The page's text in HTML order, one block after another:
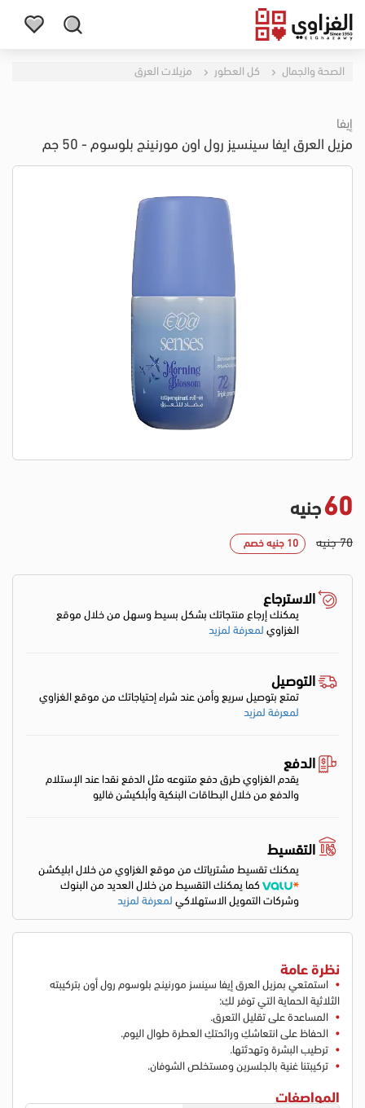
الصحة والجمال كل العطور مزيلات العرق
إيفا
مزيل العرق ايفا سينسيز رول اون مورنينج بلوسوم - 50 جم
60جنيه
70 جنيه 10 جنيه خصم
الاسترجاع
يمكنك إرجاع منتجاتك بشكل بسيط وسهل من خلال موقع
الغزاويلمعرفة لمزيد
التوصيل
تمتع بتوصيل سريع وأمن عند شراء إحتياجاتك من موقع الغزاوي
لمعرفة لمزيد
الدفع
يقدم الغزاوي طرق دفع متنوعه مثل الدفع نقدا عند الإستلام
والدفع من خلال البطاقات البنكية وأبلكيشن فاليو
التقسيط
يمكنك تقسيط مشترياتك من موقع الغزاوي من خلال ابليكشن
كما يمكنك التقسيط من خلال العديد من البنوك
وشركات التمويل الاستهلاكيلمعرفة لمزيد
نظرة عامة
استمتعي بمزيل العرق إيفا سينسز مورنينج بلوسوم رول أون بتركيبته
الثلاثية الحماية التي توفر لكِ:
المساعدة على تقليل التعرق.
الحفاظ على انتعاشكِ ورائحتكِ العطرة طوال اليوم.
ترطيب البشرة وتهدئتها.
تركيبتنا غنية بالجلسرين ومستخلص الشوفان.
المواصفات